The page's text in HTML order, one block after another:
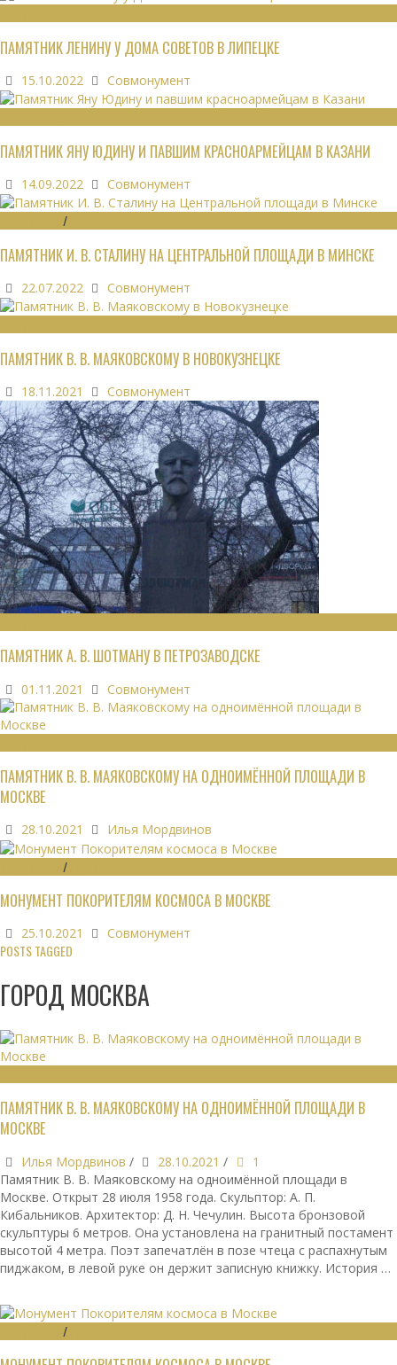
ПАМЯТНИК ЛЕНИНУ У ДОМА СОВЕТОВ В ЛИПЕЦКЕ
15.10.2022 Совмонумент
ПАМЯТНИК ЯНУ ЮДИНУ И ПАВШИМ КРАСНОАРМЕЙЦАМ В КАЗАНИ
14.09.2022 Совмонумент
/
ПАМЯТНИК И. В. СТАЛИНУ НА ЦЕНТРАЛЬНОЙ ПЛОЩАДИ В МИНСКЕ
22.07.2022 Совмонумент
ПАМЯТНИК В. В. МАЯКОВСКОМУ В НОВОКУЗНЕЦКЕ
18.11.2021 Совмонумент
ПАМЯТНИК А. В. ШОТМАНУ В ПЕТРОЗАВОДСКЕ
01.11.2021 Совмонумент
ПАМЯТНИК В. В. МАЯКОВСКОМУ НА ОДНОИМЁННОЙ ПЛОЩАДИ В
МОСКВЕ
28.10.2021 Илья Мордвинов
/
МОНУМЕНТ ПОКОРИТЕЛЯМ КОСМОСА В МОСКВЕ
25.10.2021 Совмонумент
POSTS TAGGED
ГОРОД МОСКВА
ПАМЯТНИК В. В. МАЯКОВСКОМУ НА ОДНОИМЁННОЙ ПЛОЩАДИ В
МОСКВЕ
Илья Мордвинов / 28.10.2021 /
1
Памятник В. В. Маяковскому на одноимённой площади в
Москве. Открыт 28 июля 1958 года. Скульптор: А. П.
Кибальников. Архитектор: Д. Н. Чечулин. Высота бронзовой
скульптуры 6 метров. Она установлена на гранитный постамент
высотой 4 метра. Поэт запечатлён в позе чтеца с распахнутым
пиджаком, в левой руке он держит записную книжку. История …
/